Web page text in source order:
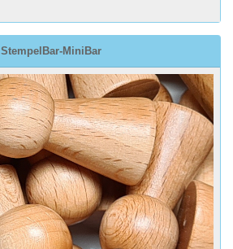
StempelBar-MiniBar